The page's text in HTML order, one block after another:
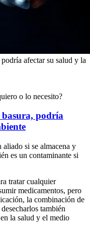
afectar su salud y la
o lo necesito?
basura, podría
si se almacena y
es un contaminante si
tratar cualquier
medicamentos, pero
la combinación de
también
la salud y el medio